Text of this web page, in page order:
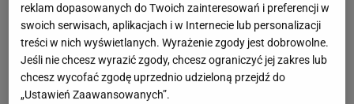
reklam dopasowanych do Twoich zainteresowań i preferencji w
swoich serwisach, aplikacjach i w Internecie lub personalizacji
treści w nich wyświetlanych. Wyrażenie zgody jest dobrowolne.
Jeśli nie chcesz wyrazić zgody, chcesz ograniczyć jej zakres lub
chcesz wycofać zgodę uprzednio udzieloną przejdź do
„Ustawień Zaawansowanych”.